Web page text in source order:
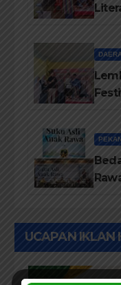
UCAPAN IKLAN